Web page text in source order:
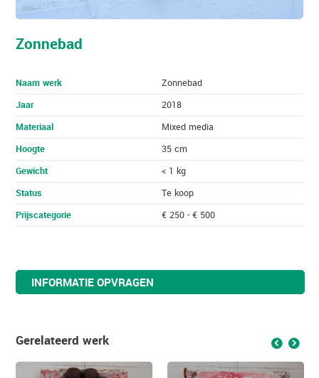
Zonnebad
Naam werk
Zonnebad
Jaar
2018
Materiaal
Mixed media
Hoogte
35 cm
Gewicht
< 1 kg
Status
Te koop
Prijscategorie
€ 250 - € 500
INFORMATIE OPVRAGEN
Gerelateerd werk f g